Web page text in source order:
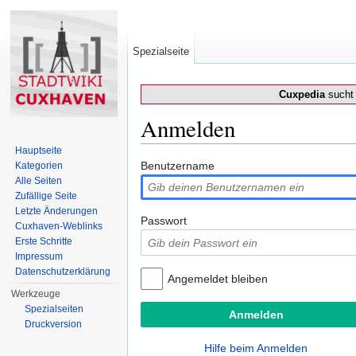
Cuxpediasucht
Anmelden
Benutzername
Passwort
Angemeldet bleiben
Hilfe beim Anmelden
Spezialseite
Hauptseite
Kategorien
Alle Seiten
Zufällige Seite
Letzte Änderungen
Cuxhaven-Weblinks
Erste Schritte
Impressum
Datenschutzerklärung
Werkzeuge
Spezialseiten
Druckversion